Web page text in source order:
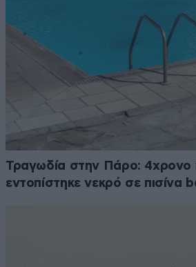
Τραγωδία στην Πάρο: 4χρονο
εντοπίστηκε νεκρό σε πισίνα